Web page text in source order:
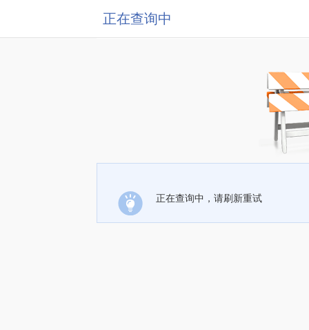
正在查询中
正在查询中，请刷新重试